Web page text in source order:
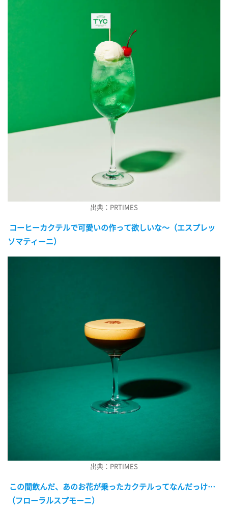
出典：PRTIMES
コーヒーカクテルで可愛いの作って欲しいな～（エスプレッ
ソマティーニ）
出典：PRTIMES
この間飲んだ、あのお花が乗ったカクテルってなんだっけ…
（フローラルスプモーニ）